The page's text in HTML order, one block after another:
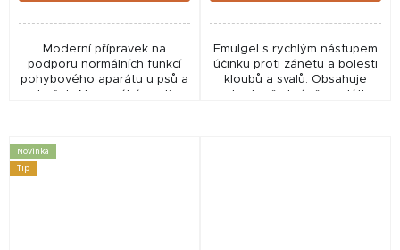
Moderní přípravek na
podporu normálních funkcí
pohybového aparátu u psů a
koček. Napomáhá proti
Emulgel s rychlým nástupem
účinku proti zánětu a bolesti
kloubů a svalů. Obsahuje
patentově chráněnou látku
Novinka
Tip